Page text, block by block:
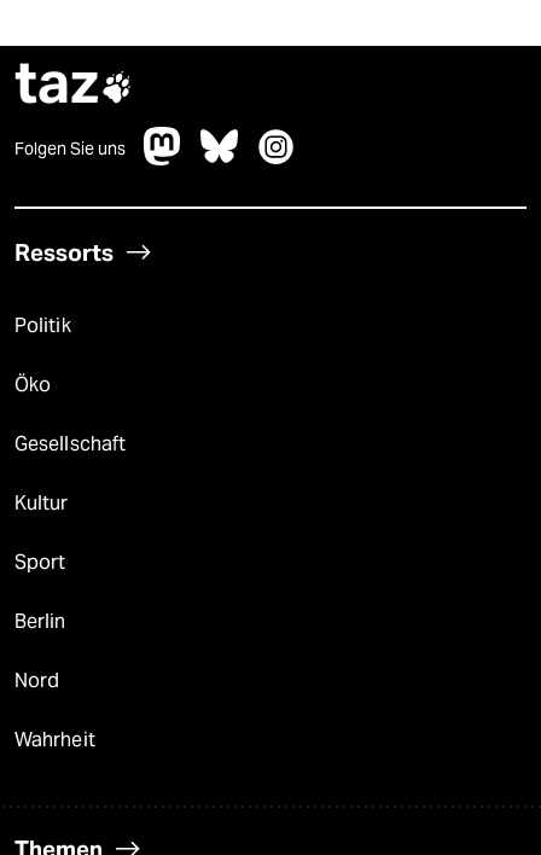
taz
Folgen Sie uns
Ressorts
Politik
Öko
Gesellschaft
Kultur
Sport
Berlin
Nord
Wahrheit
Themen